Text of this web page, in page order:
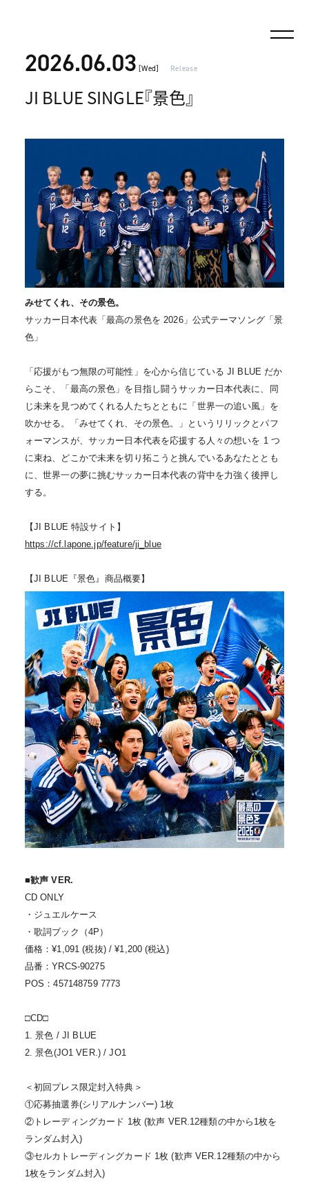
2026.06.03 [Wed] Release
JI BLUE SINGLE『景色』
みせてくれ、その景色。
サッカー日本代表「最高の景色を 2026」公式テーマソング「景
色」
「応援がもつ無限の可能性」を心から信じている JI BLUE だか
らこそ、「最高の景色」を目指し闘うサッカー日本代表に、同
じ未来を見つめてくれる人たちとともに「世界一の追い風」を
吹かせる。「みせてくれ、その景色。」というリリックとパフ
ォーマンスが、サッカー日本代表を応援する人々の想いを 1 つ
に束ね、どこかで未来を切り拓こうと挑んでいるあなたととも
に、世界一の夢に挑むサッカー日本代表の背中を力強く後押し
する。
【JI BLUE 特設サイト】
https://cf.lapone.jp/feature/ji_blue
【JI BLUE『景色』商品概要】
■歓声 VER.
CD ONLY
・ジュエルケース
・歌詞ブック（4P）
価格：¥1,091 (税抜) / ¥1,200 (税込)
品番：YRCS-90275
POS：457148759 7773
□CD□
1. 景色 / JI BLUE
2. 景色(JO1 VER.) / JO1
＜初回プレス限定封入特典＞
①応募抽選券(シリアルナンバー) 1枚
②トレーディングカード 1枚 (歓声 VER.12種類の中から1枚を
ランダム封入)
③セルカトレーディングカード 1枚 (歓声 VER.12種類の中から
1枚をランダム封入)